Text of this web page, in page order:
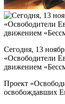
Сегодня, 13 ноября, в ходе пресс-конференции в МИА «Россия сегодня» стартовал патриотический проект
«Освободители
движением
Проект
освобождавших